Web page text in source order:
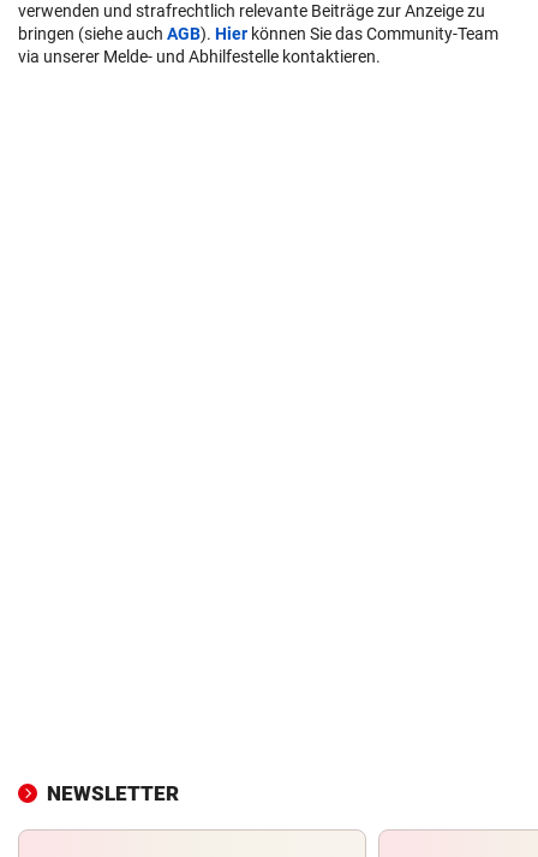
verwenden und strafrechtlich relevante Beiträge zur Anzeige zu
bringen (siehe auch AGB). Hier können Sie das Community-Team
via unserer Melde- und Abhilfestelle kontaktieren.
NEWSLETTER